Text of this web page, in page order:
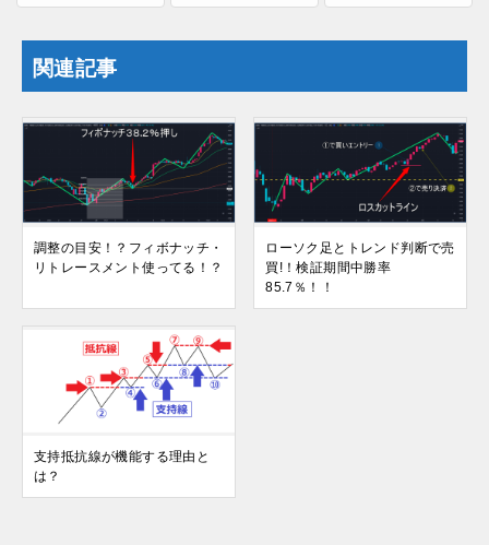
関連記事
調整の目安！？フィボナッチ・
リトレースメント使ってる！？
ローソク足とトレンド判断で売
買!！検証期間中勝率
85.7％！！
支持抵抗線が機能する理由と
は？